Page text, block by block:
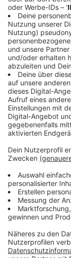
die Mitglieder
braucht man
Vereins. Am 5.
vergeben.
Anzeige
Weitere
Anzeige
Das Spiel
für Alle"-Spiel
Freispiele. Die
Spieltag gegen
20. Spieltag
Februrar
Kiel (10. bis 12.
Anzeige